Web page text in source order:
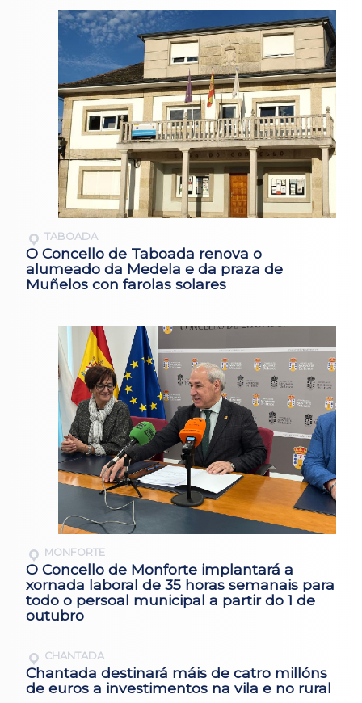
TABOADA
O Concello de Taboada renova o
alumeado da Medela e da praza de
Muñelos con farolas solares
MONFORTE
O Concello de Monforte implantará a
xornada laboral de 35 horas semanais para
todo o persoal municipal a partir do 1 de
outubro
CHANTADA
Chantada destinará máis de catro millóns
de euros a investimentos na vila e no rural